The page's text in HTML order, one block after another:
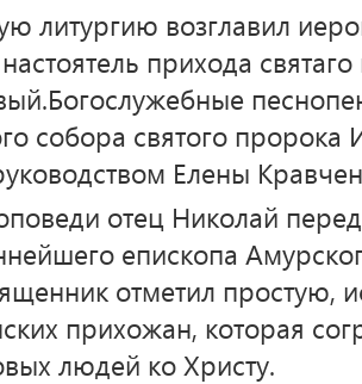
литургию возглавил
прихода
собора святого
Елены
отец Николай
епископа
отметил простую,
прихожан, которая
людей ко Христу.